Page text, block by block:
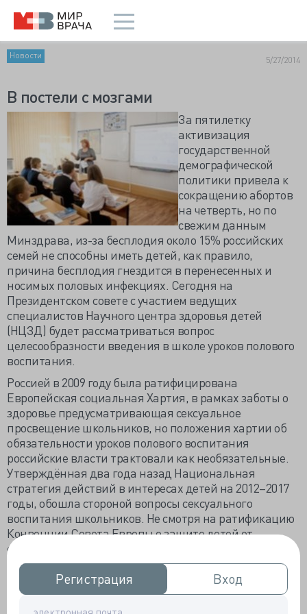
Регистрация
Регистрация Вход
Вход
Новости 5/27/2014
В постели с мозгами
За пятилетку
активизация
государственной
демографической
политики привела к
сокращению абортов
на четверть, но по
свежим данным
Минздрава, из-за бесплодия около 15% российских
семей не способны иметь детей, как правило,
причина бесплодия гнездится в перенесенных и
носимых половых инфекциях. Сегодня на
Президентском совете с участием ведущих
специалистов Научного центра здоровья детей
(НЦЗД) будет рассматриваться вопрос
целесообразности введения в школе уроков полового
воспитания.
Россией в 2009 году была ратифицирована
Европейская социальная Хартия, в рамках заботы о
здоровье предусматривающая сексуальное
просвещение школьников, но положения хартии об
обязательности уроков полового воспитания
российские власти трактовали как необязательные.
Утверждённая два года назад Национальная
стратегия действий в интересах детей на 2012–2017
годы, обошла стороной вопросы сексуального
воспитания школьников. Не смотря на ратификацию
Конвенции Совета Европы о защите детей от
сексуальной эксплуатации и сексуальных
злоупотреблений, также провалились попытки
ввести предмет «Половое воспитание».
Тему введения в школьную программу сексуального